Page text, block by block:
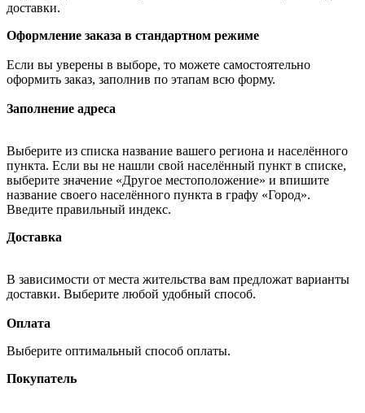
доставки.
Оформление заказа в стандартном режиме
Если вы уверены в выборе, то можете самостоятельно
оформить заказ, заполнив по этапам всю форму.
Заполнение адреса
Выберите из списка название вашего региона и населённого
пункта. Если вы не нашли свой населённый пункт в списке,
выберите значение «Другое местоположение» и впишите
название своего населённого пункта в графу «Город».
Введите правильный индекс.
Доставка
В зависимости от места жительства вам предложат варианты
доставки. Выберите любой удобный способ.
Оплата
Выберите оптимальный способ оплаты.
Покупатель